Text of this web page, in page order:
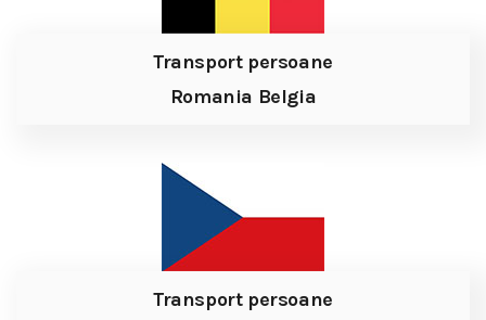
Transport persoane
Romania Belgia
Transport persoane